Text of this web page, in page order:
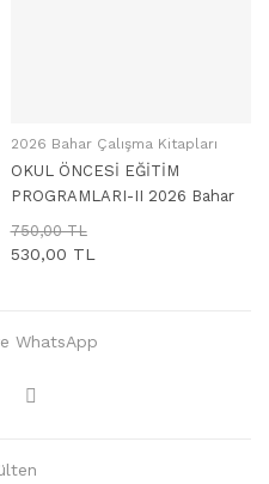
SEPETE EKLE
2026 Bahar Çalışma Kitapları
OKUL ÖNCESİ EĞİTİM
PROGRAMLARI-II 2026 Bahar
750,00 TL
530,00 TL
WhatsApp